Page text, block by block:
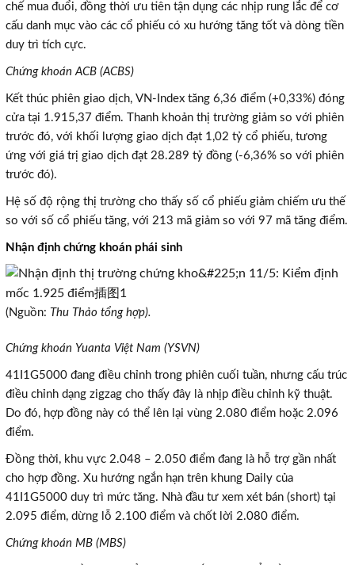
chế mua đuổi, đồng thời ưu tiên tận dụng các nhịp rung lắc để cơ
cấu danh mục vào các cổ phiếu có xu hướng tăng tốt và dòng tiền
duy trì tích cực.
Chứng khoán ACB (ACBS)
Kết thúc phiên giao dịch, VN-Index tăng 6,36 điểm (+0,33%) đóng
cửa tại 1.915,37 điểm. Thanh khoản thị trường giảm so với phiên
trước đó, với khối lượng giao dịch đạt 1,02 tỷ cổ phiếu, tương
ứng với giá trị giao dịch đạt 28.289 tỷ đồng (-6,36% so với phiên
trước đó).
Hệ số độ rộng thị trường cho thấy số cổ phiếu giảm chiếm ưu thế
so với số cổ phiếu tăng, với 213 mã giảm so với 97 mã tăng điểm.
Nhận định chứng khoán phái sinh
(Nguồn: Thu Thảo tổng hợp).
Chứng khoán Yuanta Việt Nam (YSVN)
41I1G5000 đang điều chỉnh trong phiên cuối tuần, nhưng cấu trúc
điều chỉnh dạng zigzag cho thấy đây là nhịp điều chỉnh kỹ thuật.
Do đó, hợp đồng này có thể lên lại vùng 2.080 điểm hoặc 2.096
điểm.
Đồng thời, khu vực 2.048 – 2.050 điểm đang là hỗ trợ gần nhất
cho hợp đồng. Xu hướng ngắn hạn trên khung Daily của
41I1G5000 duy trì mức tăng. Nhà đầu tư xem xét bán (short) tại
2.095 điểm, dừng lỗ 2.100 điểm và chốt lời 2.080 điểm.
Chứng khoán MB (MBS)